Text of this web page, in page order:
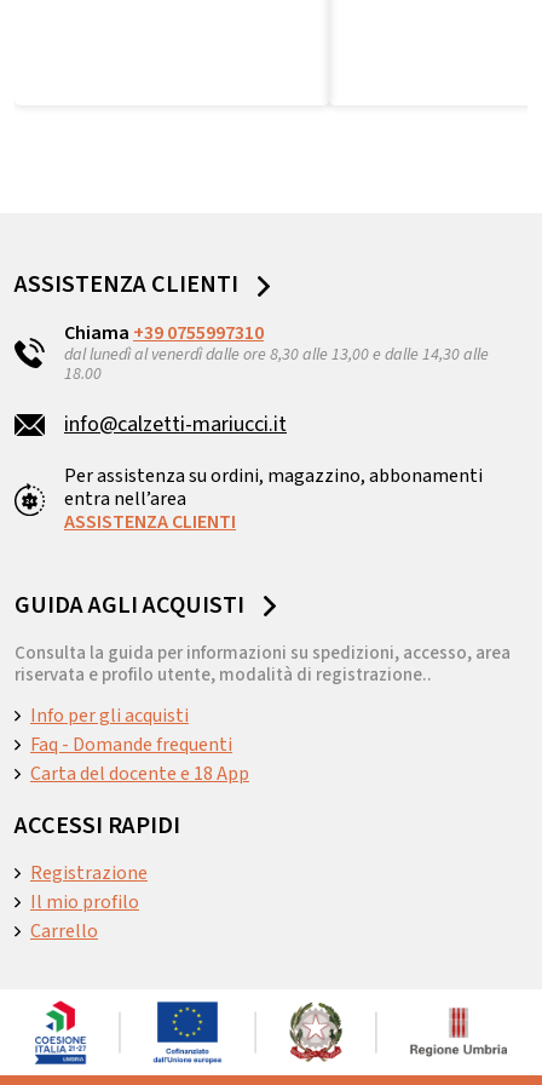
ASSISTENZA CLIENTI
Chiama+39 0755997310
dal lunedì al venerdì dalle ore 8,30 alle 13,00 e dalle 14,30 alle
18.00
info@calzetti-mariucci.it
Per assistenza su ordini, magazzino, abbonamenti
entra nell’area
ASSISTENZA CLIENTI
GUIDA AGLI ACQUISTI
Consulta la guida per informazioni su spedizioni, accesso, area
riservata e profilo utente, modalità di registrazione..
Info per gli acquisti
Faq - Domande frequenti
Carta del docente e 18 App
ACCESSI RAPIDI
Registrazione
Il mio profilo
Carrello